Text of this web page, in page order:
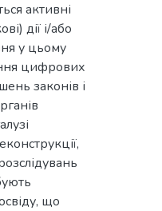
активні
дії і/або
у цьому
цифрових
законів і
що